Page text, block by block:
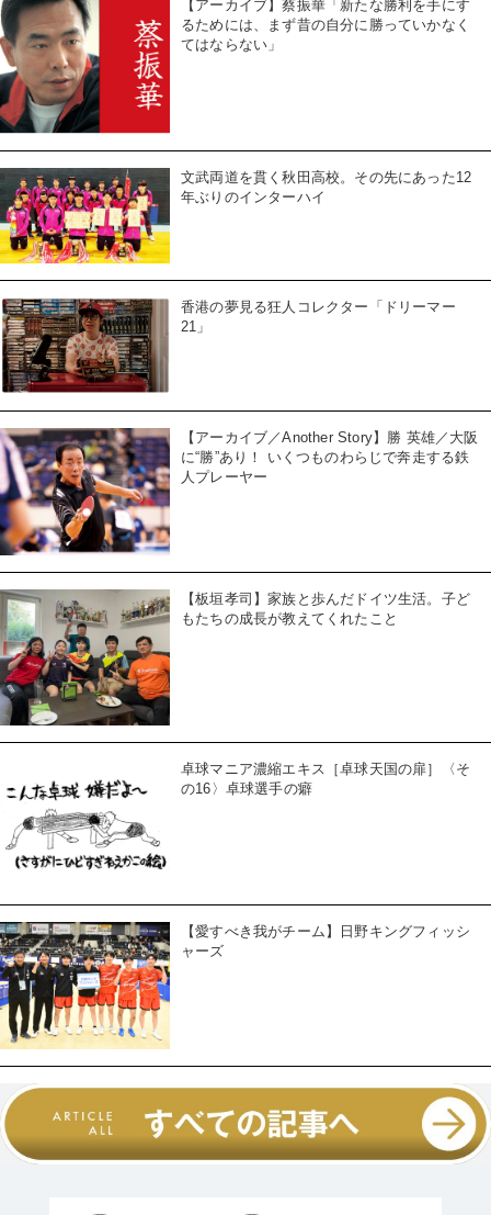
【アーカイブ】蔡振華「新たな勝利を手にす
るためには、まず昔の自分に勝っていかなく
てはならない」
文武両道を貫く秋田高校。その先にあった12
年ぶりのインターハイ
香港の夢見る狂人コレクター「ドリーマー
21」
【アーカイブ／Another Story】勝 英雄／大阪
に“勝”あり！ いくつものわらじで奔走する鉄
人プレーヤー
【板垣孝司】家族と歩んだドイツ生活。子ど
もたちの成長が教えてくれたこと
卓球マニア濃縮エキス［卓球天国の扉］〈そ
の16〉卓球選手の癖
【愛すべき我がチーム】日野キングフィッシ
ャーズ